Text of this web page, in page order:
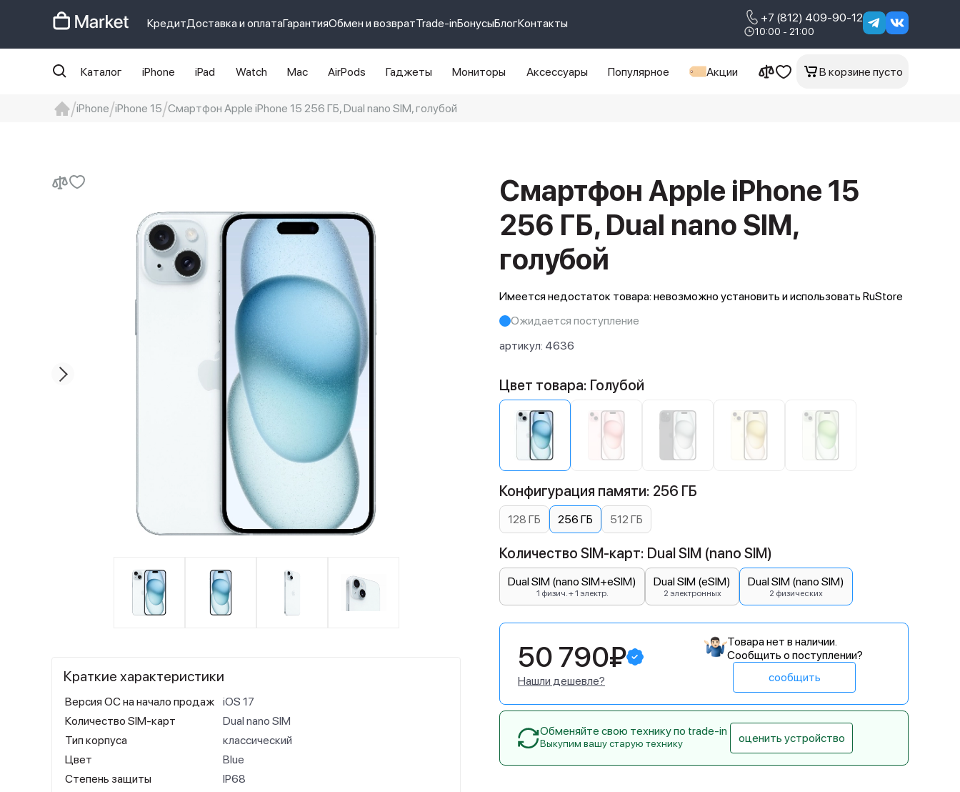
КредитДоставка и оплатаГарантияОбмен и возвратTrade-inБонусыБлогКонтакты +7 (812) 409-90-12
10:00 - 21:00
Каталог iPhone iPad Watch Mac AirPods Гаджеты Мониторы Аксессуары Популярное Акции В корзине пусто
iPhone iPhone 15 Смартфон Apple iPhone 15 256 ГБ, Dual nano SIM, голубой
Смартфон Apple iPhone 15
256 ГБ, Dual nano SIM,
голубой
Имеется недостаток товара: невозможно установить и использовать RuStore
Ожидается поступление
артикул: 4636
Краткие характеристики
Версия ОС на начало продаж
iOS 17
Количество SIM-карт
Dual nano SIM
Тип корпуса
классический
Цвет
Blue
Степень защиты
IP68
Цвет товара: Голубой
Конфигурация памяти: 256 ГБ
128 ГБ 256 ГБ 512 ГБ
Количество SIM-карт: Dual SIM (nano SIM)
Dual SIM (nano SIM+eSIM)
1 физич. + 1 электр.
Dual SIM (eSIM)
2 электронных
Dual SIM (nano SIM)
2 физических
50 790₽
Нашли дешевле?
Товара нет в наличии.
Сообщить о поступлении?
сообщить
Обменяйте свою технику по trade-in
Выкупим вашу старую технику оценить устройство